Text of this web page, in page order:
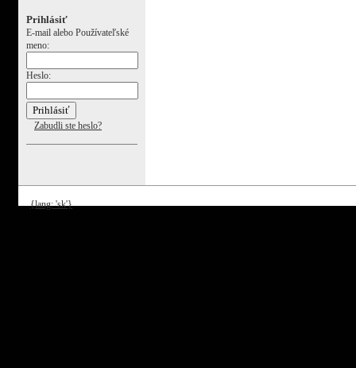
Prihlásiť
E-mail alebo Používateľské
meno:
Heslo:
Zabudli ste heslo?
{lang: 'sk'}